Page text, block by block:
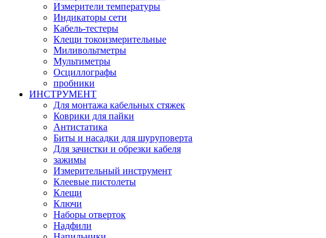
Измерители температуры
Индикаторы сети
Кабель-тестеры
Клещи токоизмерительные
Миливольтметры
Мультиметры
Осциллографы
пробники
ИНСТРУМЕНТ
Для монтажа кабельных стяжек
Коврики для пайки
Антистатика
Биты и насадки для шуруповерта
Для зачистки и обрезки кабеля
зажимы
Измерительный инструмент
Клеевые пистолеты
Клещи
Ключи
Наборы отверток
Надфили